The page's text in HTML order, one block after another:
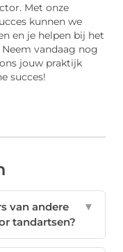
Met onze
kunnen we
en je helpen bij het
vandaag nog
jouw praktijk
succes!
van andere
tandartsen?
▼